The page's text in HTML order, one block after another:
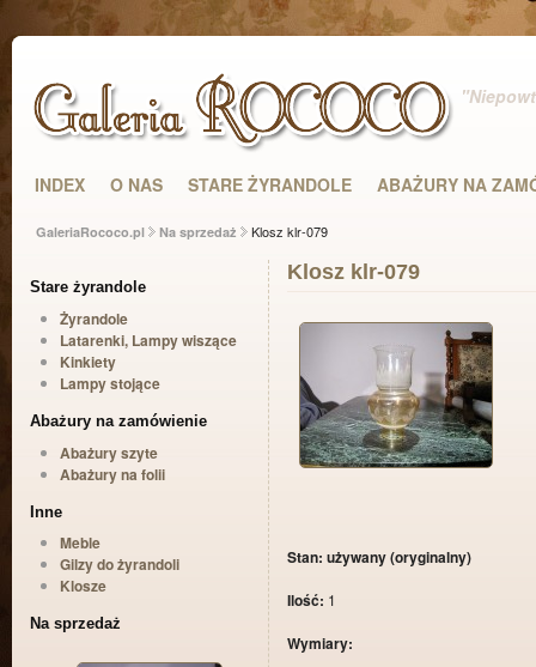
INDEX O NAS STARE ŻYRANDOLE ABAŻURY NA
GaleriaRococo.pl Na sprzedaż Klosz klr-079
Stare żyrandole
Żyrandole
Latarenki, Lampy wiszące
Kinkiety
Lampy stojące
Abażury na zamówienie
Abażury szyte
Abażury na folii
Inne
Meble
Gilzy do żyrandoli
Klosze
Na sprzedaż
Klosz klr-079
Stan: używany (oryginalny)
Ilość: 1
Wymiary: